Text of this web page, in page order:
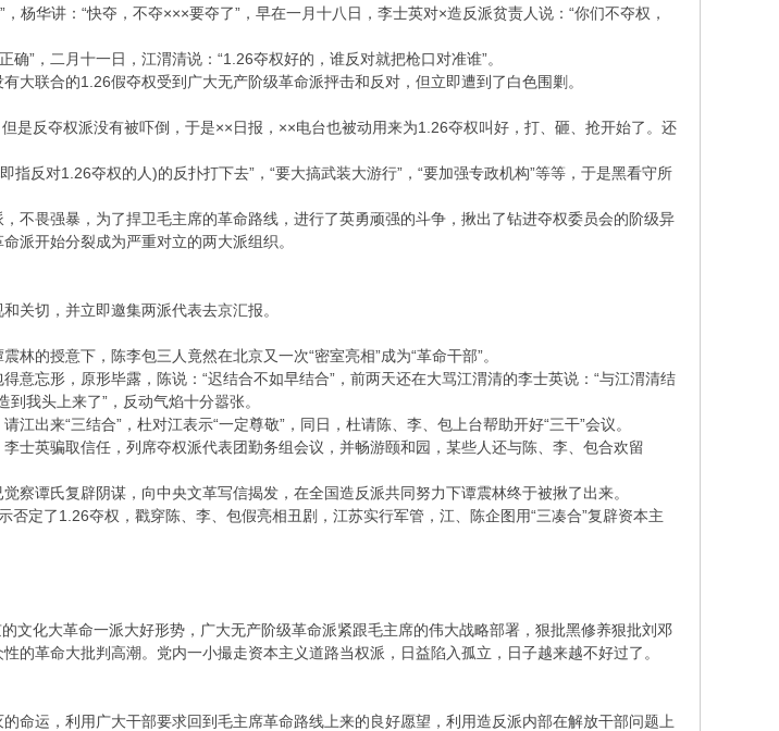
杨华讲：“快夺，不夺×××要夺了”，早在一月十八日，李士英对×造反派贫责人说：“你们不夺权，
，二月十一日，江渭清说：“1.26夺权好的，谁反对就把枪口对准谁”。
联合的1.26假夺权受到广大无产阶级革命派抨击和反对，但立即遭到了白色围剿。
是反夺权派没有被吓倒，于是××日报，××电台也被动用来为1.26夺权叫好，打、砸、抢开始了。还
反对1.26夺权的人)的反扑打下去”，“要大搞武装大游行”，“要加强专政机构”等等，于是黑看守所
不畏强暴，为了捍卫毛主席的革命路线，进行了英勇顽强的斗争，揪出了钻进夺权委员会的阶级异
派开始分裂成为严重对立的两大派组织。
切，并立即邀集两派代表去京汇报。
的授意下，陈李包三人竟然在北京又一次“密室亮相”成为“革命干部”。
忘形，原形毕露，陈说：“迟结合不如早结合”，前两天还在大骂江渭清的李士英说：“与江渭清结
我头上来了”，反动气焰十分嚣张。
来“三结合”，杜对江表示“一定尊敬”，同日，杜请陈、李、包上台帮助开好“三干”会议。
英骗取信任，列席夺权派代表团勤务组会议，并畅游颐和园，某些人还与陈、李、包合欢留
谭氏复辟阴谋，向中央文革写信揭发，在全国造反派共同努力下谭震林终于被揪了出来。
定了1.26夺权，戳穿陈、李、包假亮相丑剧，江苏实行军管，江、陈企图用“三凑合”复辟资本主
文化大革命一派大好形势，广大无产阶级革命派紧跟毛主席的伟大战略部署，狠批黑修养狠批刘邓
的革命大批判高潮。党内一小撮走资本主义道路当权派，日益陷入孤立，日子越来越不好过了。
运，利用广大干部要求回到毛主席革命路线上来的良好愿望，利用造反派内部在解放干部问题上